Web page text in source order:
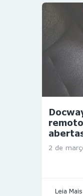
2 de
Leia Mais